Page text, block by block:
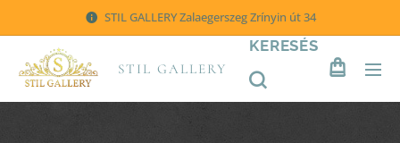
STIL GALLERY Zalaegerszeg Zrínyin út 34
STIL GALLERY
KERESÉS